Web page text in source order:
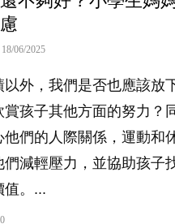
18/06/2025
以外，我們是否也應該放
賞孩子其他方面的努力？
他們的人際關係，運動和
們減輕壓力，並協助孩子
值。...
0